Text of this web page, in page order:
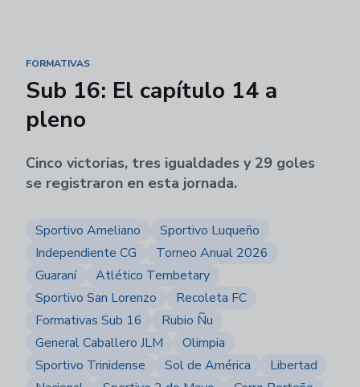
FORMATIVAS
Sub 16: El capítulo 14 a
pleno
Cinco victorias, tres igualdades y 29 goles
se registraron en esta jornada.
Sportivo Ameliano
Sportivo Luqueño
Independiente CG
Torneo Anual 2026
Guaraní
Atlético Tembetary
Sportivo San Lorenzo
Recoleta FC
Formativas Sub 16
Rubio Ñu
General Caballero JLM
Olimpia
Sportivo Trinidense
Sol de América
Libertad